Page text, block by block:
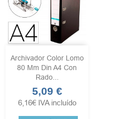
Archivador Color Lomo
80 Mm Din A4 Con
Rado...
Precio
5,09 €
6,16€ IVA incluído